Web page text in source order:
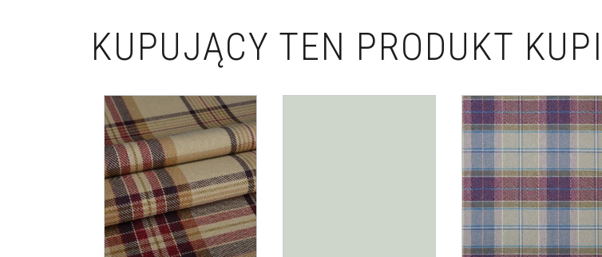
KUPUJĄCY TEN PRODUKT